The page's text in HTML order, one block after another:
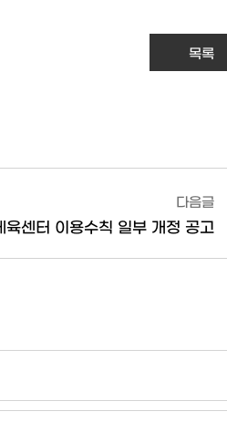
목록
다음글
육센터 이용수칙 일부 개정 공고